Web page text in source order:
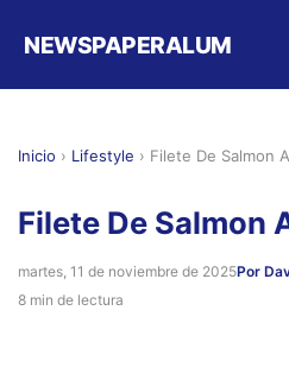
NEWSPAPERALUM
Inicio › Lifestyle › Filete De Salmon
Filete De Salmon
martes, 11 de noviembre de 2025Por
8 min de lectura